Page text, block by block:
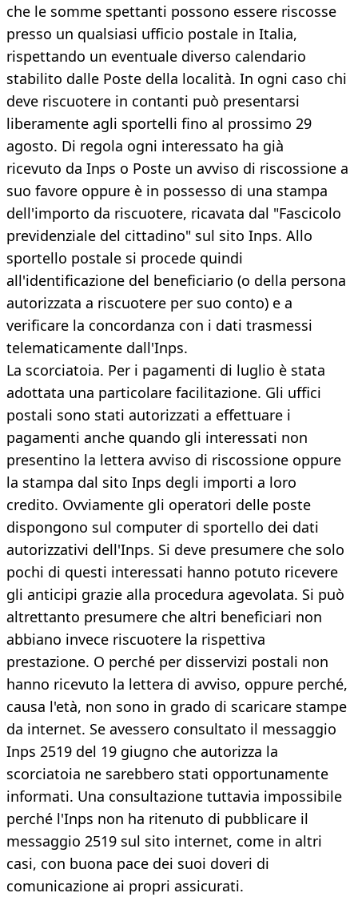
che le somme spettanti possono essere riscosse
presso un qualsiasi ufficio postale in Italia,
rispettando un eventuale diverso calendario
stabilito dalle Poste della località. In ogni caso chi
deve riscuotere in contanti può presentarsi
liberamente agli sportelli fino al prossimo 29
agosto. Di regola ogni interessato ha già
ricevuto da Inps o Poste un avviso di riscossione a
suo favore oppure è in possesso di una stampa
dell'importo da riscuotere, ricavata dal "Fascicolo
previdenziale del cittadino" sul sito Inps. Allo
sportello postale si procede quindi
all'identificazione del beneficiario (o della persona
autorizzata a riscuotere per suo conto) e a
verificare la concordanza con i dati trasmessi
telematicamente dall'Inps.
La scorciatoia. Per i pagamenti di luglio è stata
adottata una particolare facilitazione. Gli uffici
postali sono stati autorizzati a effettuare i
pagamenti anche quando gli interessati non
presentino la lettera avviso di riscossione oppure
la stampa dal sito Inps degli importi a loro
credito. Ovviamente gli operatori delle poste
dispongono sul computer di sportello dei dati
autorizzativi dell'Inps. Si deve presumere che solo
pochi di questi interessati hanno potuto ricevere
gli anticipi grazie alla procedura agevolata. Si può
altrettanto presumere che altri beneficiari non
abbiano invece riscuotere la rispettiva
prestazione. O perché per disservizi postali non
hanno ricevuto la lettera di avviso, oppure perché,
causa l'età, non sono in grado di scaricare stampe
da internet. Se avessero consultato il messaggio
Inps 2519 del 19 giugno che autorizza la
scorciatoia ne sarebbero stati opportunamente
informati. Una consultazione tuttavia impossibile
perché l'Inps non ha ritenuto di pubblicare il
messaggio 2519 sul sito internet, come in altri
casi, con buona pace dei suoi doveri di
comunicazione ai propri assicurati.